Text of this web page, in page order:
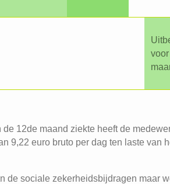
voor
12de maand ziekte heeft de
9,22 euro bruto per dag ten laste van
de sociale zekerheidsbijdragen maar